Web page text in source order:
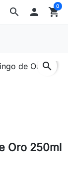
search  shopping_cart
0
search
Oro 250ml